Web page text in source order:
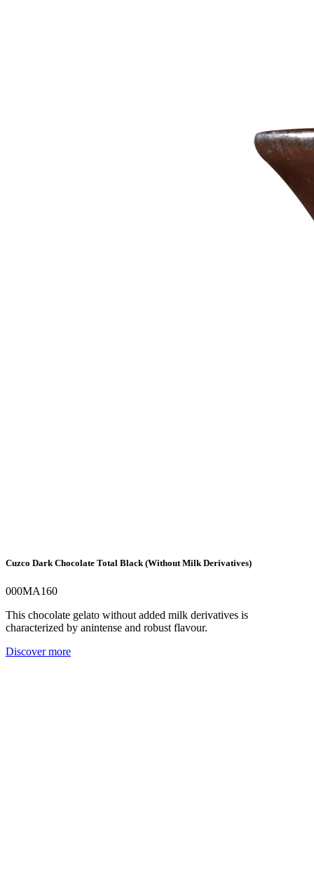
Cuzco Dark Chocolate Total Black (Without Milk Derivatives)
000MA160
This chocolate gelato without added milk derivatives is
characterized by anintense and robust flavour.
Discover more